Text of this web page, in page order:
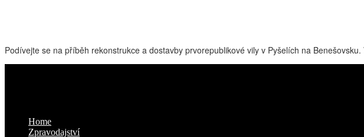
Podívejte se na příběh rekonstrukce a dostavby prvorepublikové vily v Pyšelích na
Home
Zpravodajství